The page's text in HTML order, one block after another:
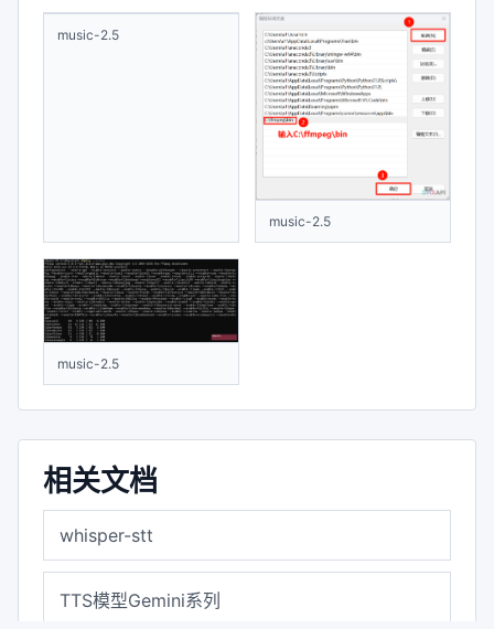
music-2.5
music-2.5
相关文档
whisper-stt
TTS模型Gemini系列